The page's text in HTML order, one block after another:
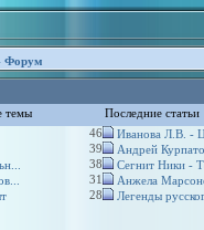
Форум
темы Последние статьи
46
39
38
31
28
Иванова Л.В. -
Андрей
Сегнит Ники -
Анжела
Легенды